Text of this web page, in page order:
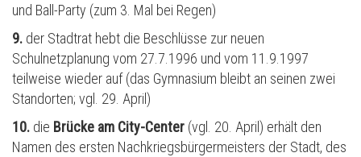
und Ball-Party (zum 3. Mal bei Regen)
9. der Stadtrat hebt die Beschlüsse zur neuen
Schulnetzplanung vom 27.7.1996 und vom 11.9.1997
teilweise wieder auf (das Gymnasium bleibt an seinen zwei
Standorten; vgl. 29. April)
10. die Brücke am City-Center (vgl. 20. April) erhält den
Namen des ersten Nachkriegsbürgermeisters der Stadt, des